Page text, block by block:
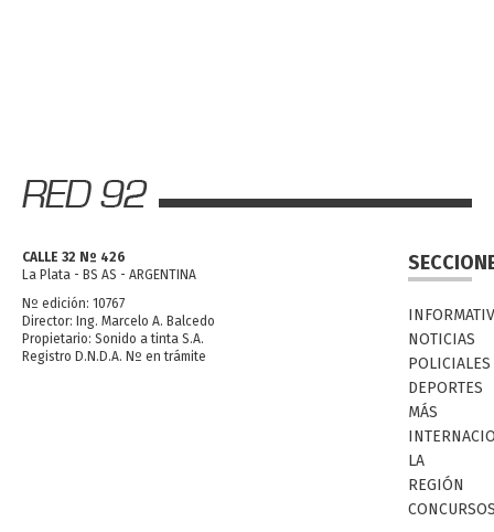
CALLE 32 Nº 426
La Plata - BS AS - ARGENTINA
Nº edición: 10767
Director: Ing. Marcelo A. Balcedo
Propietario: Sonido a tinta S.A.
Registro D.N.D.A. Nº en trámite
NOTICIAS
POLICIALES
DEPORTES
MÁS
LA
REGIÓN